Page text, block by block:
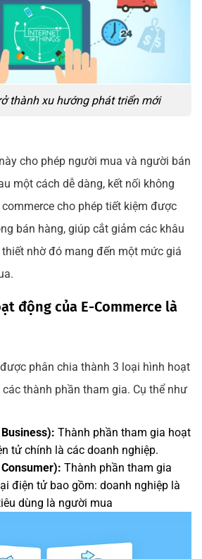
thành xu hướng phát triển mới
cho phép người mua và người bán
một cách dễ dàng, kết nối không
cho phép tiết kiệm được
bán hàng, giúp cắt giảm các khâu
nhờ đó mang đến một mức giá
động của E-Commerce là
phân chia thành 3 loại hình hoạt
thành phần tham gia. Cụ thể như
Thành phần tham gia hoạt
tử chính là các doanh nghiệp.
Thành phần tham gia
điện tử bao gồm: doanh nghiệp là
dùng là người mua